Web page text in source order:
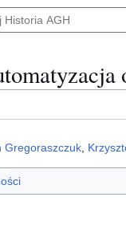
Gregoraszczuk